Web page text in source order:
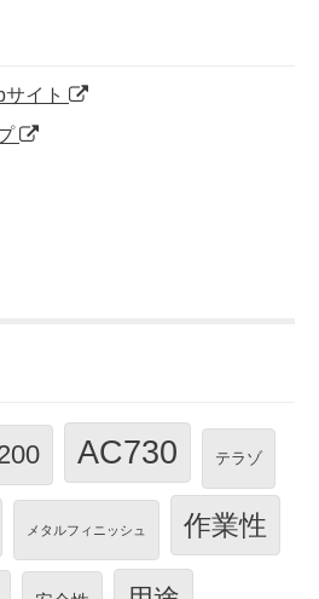
イト
AC730 テラゾ
メタルフィニッシュ 作業性